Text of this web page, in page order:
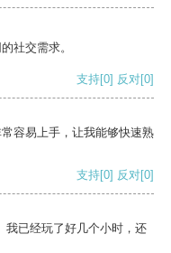
社交需求。
支持[0] 反对[0]
容易上手，让我能够快速熟
支持[0] 反对[0]
我已经玩了好几个小时，还